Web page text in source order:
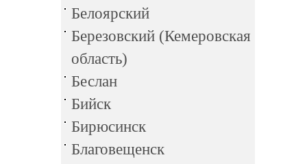
Белоярский
Березовский (Кемеровская
область)
Беслан
Бийск
Бирюсинск
Благовещенск